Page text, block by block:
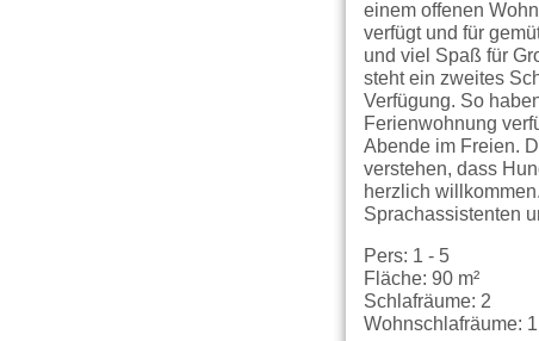
einem offenen
verfügt und für
und viel Spaß für
steht ein zweites
Verfügung. So
Ferienwohnung
Abende im Freien.
verstehen, dass
herzlich
Sprachassistenten
Pers: 1 - 5
Fläche: 90 m²
Schlafräume: 2
Wohnschlafräume: 1